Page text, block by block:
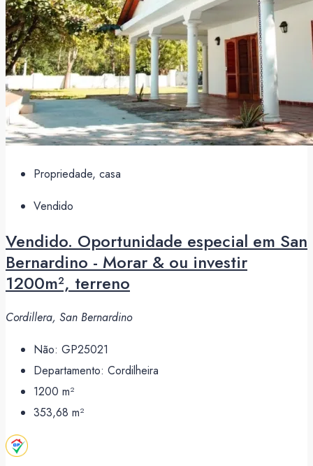
Propriedade, casa
Vendido
Vendido. Oportunidade especial em San
Bernardino - Morar & ou investir
1200m², terreno
Cordillera, San Bernardino
Não: GP25021
Departamento: Cordilheira
1200 m²
353,68 m²